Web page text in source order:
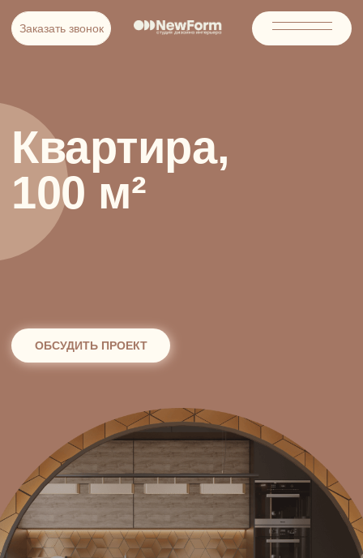
Заказать звонок
Заказать звонок
ОБСУДИТЬ ПРОЕКТ
Квартира,
100 м²